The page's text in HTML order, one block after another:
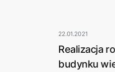
22.01.2021
Realizacja
budynku